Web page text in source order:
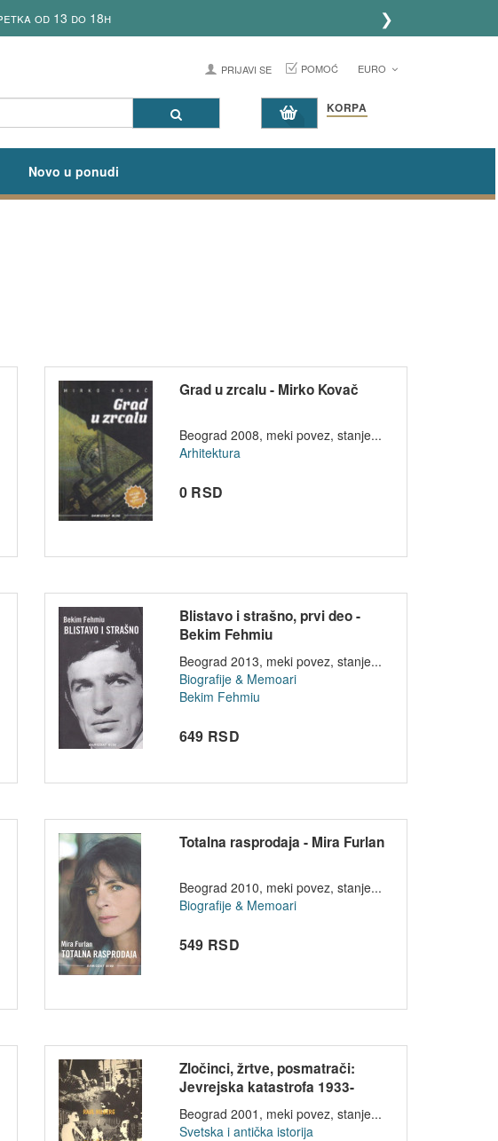
❯
PRIJAVI SE POMOĆ EURO
KORPA
Novo u ponudi
Grad u zrcalu - Mirko Kovač
Beograd 2008, meki povez, stanje...
Arhitektura
0 RSD
Blistavo i strašno, prvi deo -
Bekim Fehmiu
Beograd 2013, meki povez, stanje...
Biografije & Memoari
Bekim Fehmiu
649 RSD
Totalna rasprodaja - Mira Furlan
Beograd 2010, meki povez, stanje...
Biografije & Memoari
549 RSD
Zločinci, žrtve, posmatrači:
Jevrejska katastrofa 1933-
1945....
Beograd 2001, meki povez, stanje...
Svetska i antička istorija